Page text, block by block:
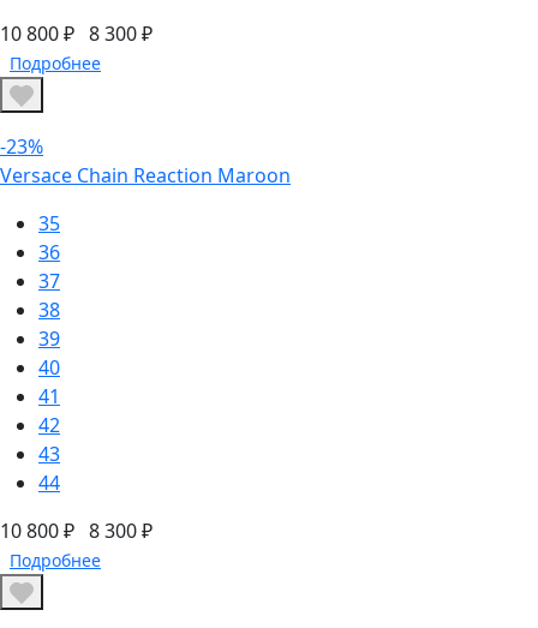
10 800 ₽ 8 300 ₽
Подробнее
-23%
Versace Chain Reaction Maroon
35
36
37
38
39
40
41
42
43
44
10 800 ₽ 8 300 ₽
Подробнее